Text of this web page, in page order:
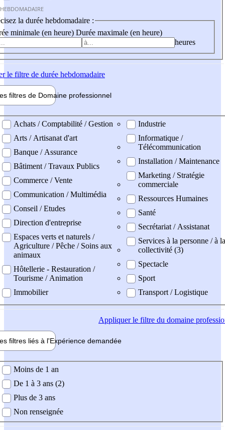
la durée hebdomadaire :
minimale (en heure) Durée maximale (en heure)
heures
le filtre de durée hebdomadaire
filtres de Domaine professionnel
professionel
Achats / Comptabilité / Gestion
Arts / Artisanat d'art
Banque / Assurance
Bâtiment / Travaux Publics
Commerce / Vente
Communication / Multimédia
Conseil / Etudes
Direction d'entreprise
Espaces verts et naturels /
Agriculture / Pêche / Soins aux
animaux
Hôtellerie - Restauration /
Tourisme / Animation
Immobilier
Industrie
Informatique /
Télécommunication
Installation / Maintenance
Marketing / Stratégie
commerciale
Ressources Humaines
Santé
Secrétariat / Assistanat
Services à la personne / à la
collectivité (3)
Spectacle
Sport
Transport / Logistique
Appliquerle filtre du domaine
filtres liés à l'Expérience demandée
demandée
Moins de 1 an
De 1 à 3 ans (2)
Plus de 3 ans
Non renseignée